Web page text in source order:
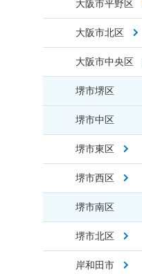
大阪市平野区
大阪市北区
大阪市中央区
堺市堺区
堺市中区
堺市東区
堺市西区
堺市南区
堺市北区
岸和田市